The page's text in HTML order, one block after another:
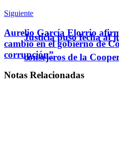
Justicia puso fecha al
consejeros de la
Siguiente
Aurelio García Elorrio
cambio en el gobierno de
corrupción”
Notas Relacionadas